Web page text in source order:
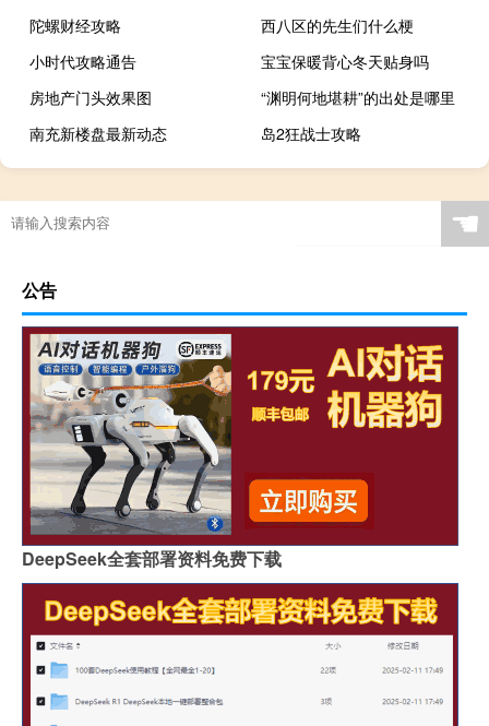
陀螺财经攻略
西八区的先生们什么梗
小时代攻略通告
宝宝保暖背心冬天贴身吗
房地产门头效果图
“渊明何地堪耕”的出处是哪里
南充新楼盘最新动态
岛2狂战士攻略
秦皇岛人过年红包多少
☚
公告
DeepSeek全套部署资料免费下载